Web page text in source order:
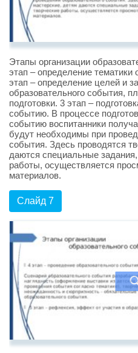
Этапы организации
этап – определение
этап – определение целей и
образовательного события,
подготовки. 3 этап –
событию. В процессе
событию воспитанники
будут необходимы при
события. Здесь проводятся
даются специальные задания,
работы, осуществляется
материалов.
Слайд 7